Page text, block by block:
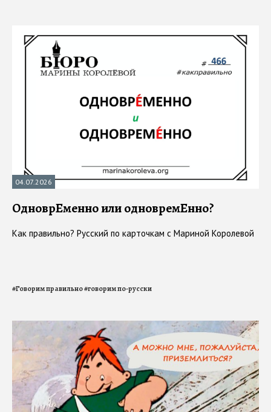
04.07.2026
ОдноврЕменно или одновремЕнно?
Как правильно? Русский по карточкам с Мариной Королевой
#Говорим правильно#говорим по-русски